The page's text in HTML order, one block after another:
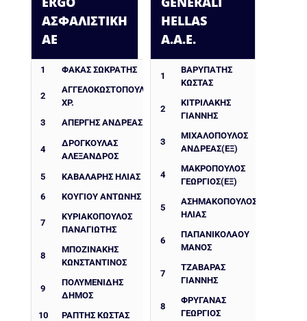
ΑΣΦΑΛΙΣΤΙΚΗ
ΑΕ
1 ΦΑΚΑΣ ΣΩΚΡΑΤΗΣ
2
ΑΓΓΕΛΟΚΩΣΤΟΠΟΥΛΟΣ
ΧΡ.
3
ΑΠΈΡΓΗΣ ΑΝΔΡΈΑΣ
4
ΔΡΟΓΚΟΎΛΑΣ
ΑΛΈΞΑΝΔΡΟΣ
5
ΚΑΒΑΛΑΡΗΣ ΗΛΙΑΣ
6
ΚΟΥΓΙΟΥ ΑΝΤΩΝΗΣ
7
ΚΥΡΙΑΚΟΠΟΥΛΟΣ
ΠΑΝΑΓΙΩΤΗΣ
8
ΜΠΟΖΙΝΆΚΗΣ
ΚΩΝΣΤΑΝΤΊΝΟΣ
9
ΠΟΛΥΜΕΝΙΔΗΣ
ΔΗΜΟΣ
10
ΡΑΠΤΗΣ ΚΩΣΤΑΣ
HELLAS
A.A.E.
1
ΒΑΡΥΠΑΤΗΣ
ΚΩΣΤΑΣ
2
ΚΙΤΡΙΛΑΚΗΣ
ΓΙΑΝΝΗΣ
3
ΜΙΧΑΛΟΠΟΥΛΟΣ
ΑΝΔΡΕΑΣ(ΕΞ)
4
ΜΑΚΡΟΠΟΥΛΟΣ
ΓΕΩΡΓΙΟΣ(ΕΞ)
5
ΑΣΗΜΑΚΟΠΟΥΛΟΣ
ΗΛΙΑΣ
6
ΠΑΠΑΝΙΚΟΛΑΟΥ
ΜΑΝΟΣ
7
ΤΖΑΒΑΡΑΣ
ΓΙΑΝΝΗΣ
8
ΦΡΥΓΑΝΑΣ
ΓΕΩΡΓΙΟΣ